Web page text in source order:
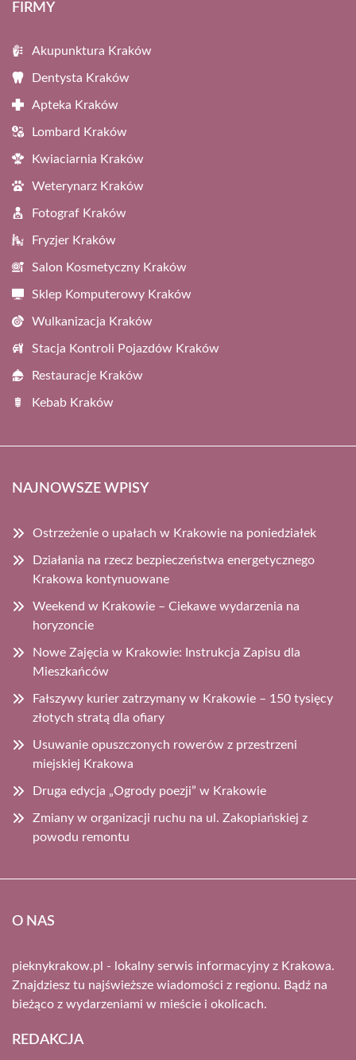
FIRMY
Akupunktura Kraków
Dentysta Kraków
Apteka Kraków
Lombard Kraków
Kwiaciarnia Kraków
Weterynarz Kraków
Fotograf Kraków
Fryzjer Kraków
Salon Kosmetyczny Kraków
Sklep Komputerowy Kraków
Wulkanizacja Kraków
Stacja Kontroli Pojazdów Kraków
Restauracje Kraków
Kebab Kraków
NAJNOWSZE WPISY
Ostrzeżenie o upałach w Krakowie na poniedziałek
Działania na rzecz bezpieczeństwa energetycznego
Krakowa kontynuowane
Weekend w Krakowie – Ciekawe wydarzenia na
horyzoncie
Nowe Zajęcia w Krakowie: Instrukcja Zapisu dla
Mieszkańców
Fałszywy kurier zatrzymany w Krakowie – 150 tysięcy
złotych stratą dla ofiary
Usuwanie opuszczonych rowerów z przestrzeni
miejskiej Krakowa
Druga edycja „Ogrody poezji” w Krakowie
Zmiany w organizacji ruchu na ul. Zakopiańskiej z
powodu remontu
O NAS
pieknykrakow.pl - lokalny serwis informacyjny z Krakowa.
Znajdziesz tu najświeższe wiadomości z regionu. Bądź na
bieżąco z wydarzeniami w mieście i okolicach.
REDAKCJA